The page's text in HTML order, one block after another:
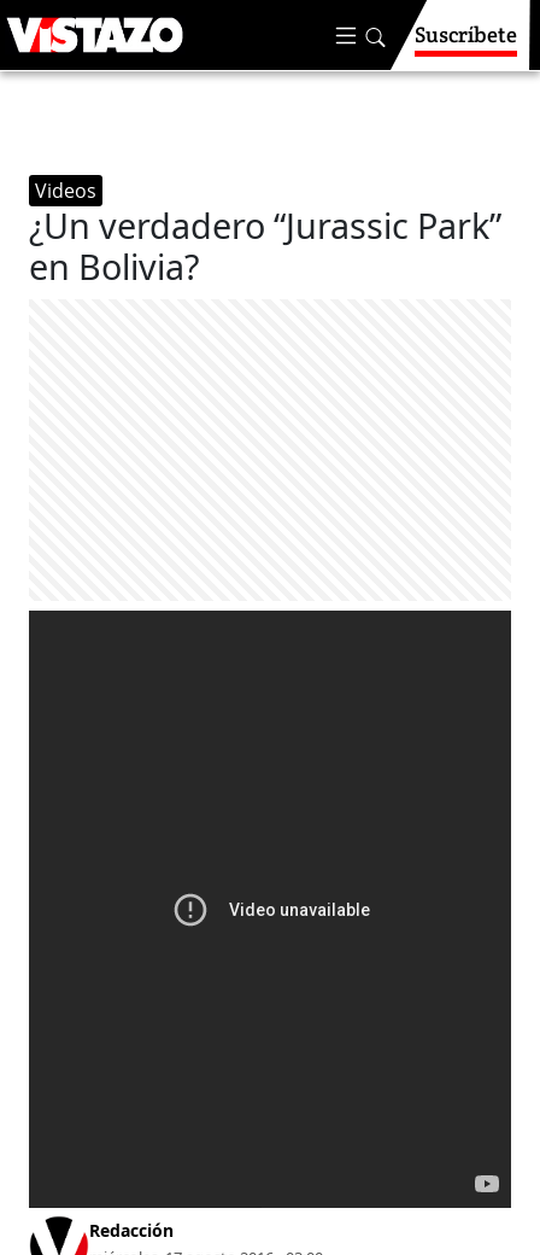
Suscríbete
Videos
¿Un verdadero “Jurassic Park”
en Bolivia?
Redacción